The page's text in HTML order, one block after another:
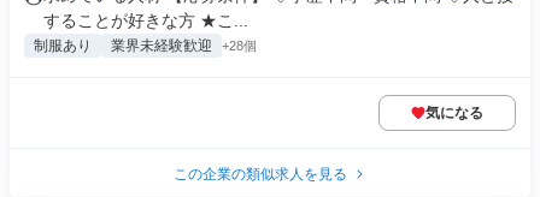
することが好きな方 ★こ...
制服あり 業界未経験歓迎 +28個
気になる
この企業の類似求人を見る